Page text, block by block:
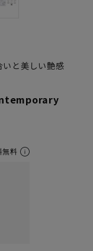
と美しい艶感
無料